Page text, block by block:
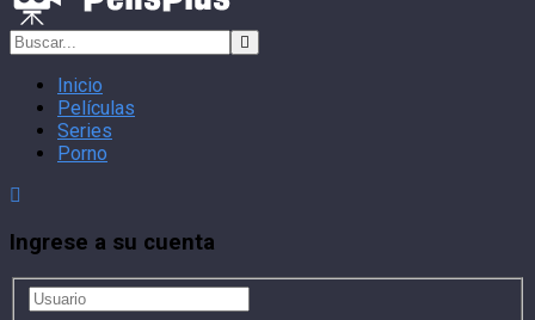
Inicio
Películas
Series
Porno
Ingrese a su cuenta